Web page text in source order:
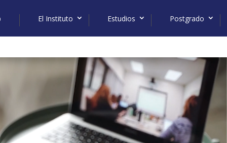
El Instituto Estudios Postgrado